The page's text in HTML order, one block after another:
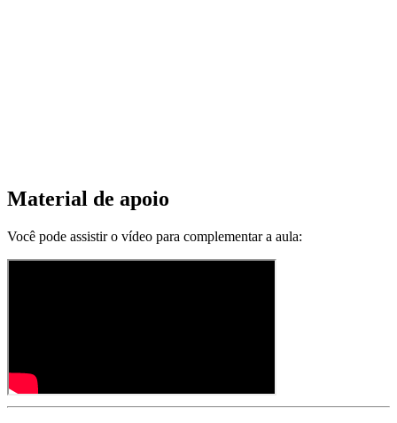
Material de apoio
Você pode assistir o vídeo para complementar a aula: